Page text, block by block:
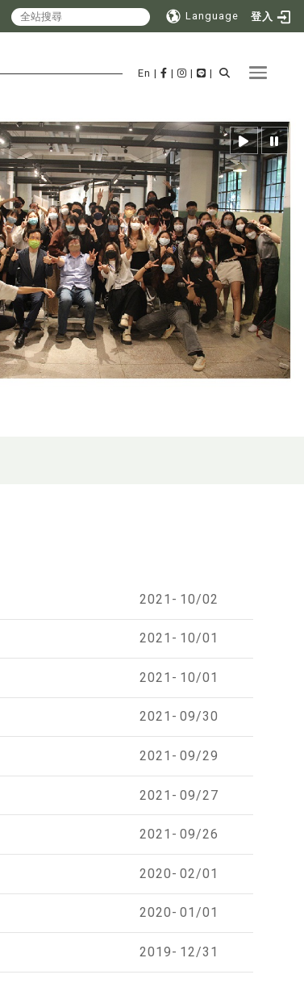
Language 登入
Toggle
En | | | |
2021- 10/02
2021- 10/01
2021- 10/01
2021- 09/30
2021- 09/29
2021- 09/27
2021- 09/26
2020- 02/01
2020- 01/01
2019- 12/31